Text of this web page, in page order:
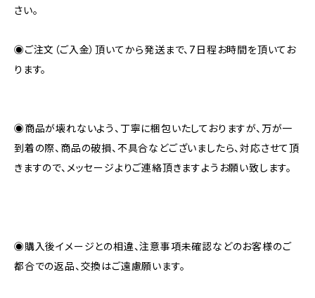
さい。
◉ご注文（ご入金）頂いてから発送まで、7日程お時間を頂いてお
ります。
◉商品が壊れないよう、丁寧に梱包いたしておりますが、万が一
到着の際、商品の破損、不具合などございましたら、対応させて頂
きますので、メッセージよりご連絡頂きますようお願い致します。
◉購入後イメージとの相違、注意事項未確認などのお客様のご
都合での返品、交換はご遠慮願います。